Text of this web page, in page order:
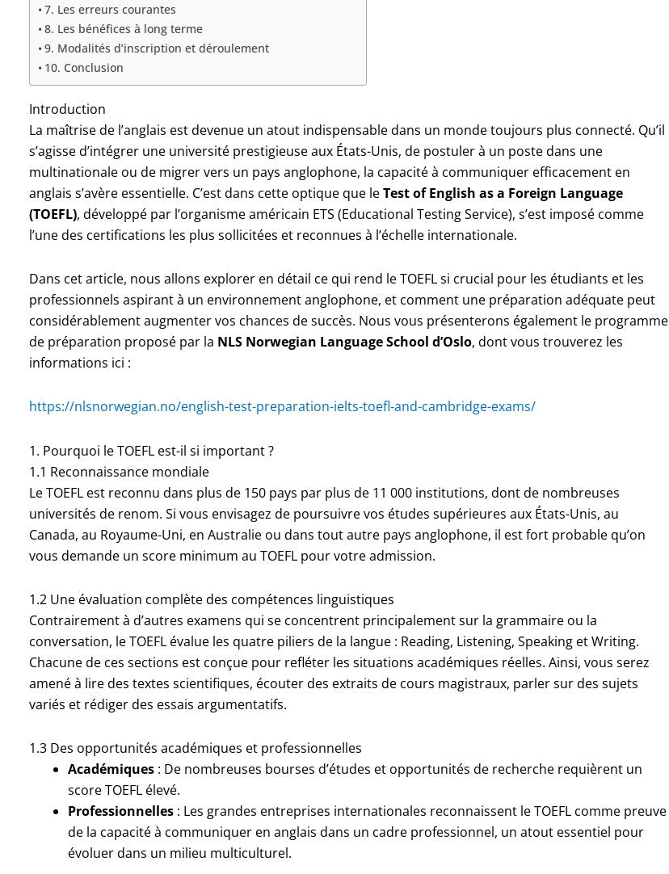
7. Les erreurs courantes
8. Les bénéfices à long terme
9. Modalités d’inscription et déroulement
10. Conclusion
Introduction
La maîtrise de l’anglais est devenue un atout indispensable dans un monde toujours plus connecté. Qu’il
s’agisse d’intégrer une université prestigieuse aux États-Unis, de postuler à un poste dans une
multinationale ou de migrer vers un pays anglophone, la capacité à communiquer efficacement en
anglais s’avère essentielle. C’est dans cette optique que leTest of English as a Foreign Language
(TOEFL), développé par l’organisme américain ETS (Educational Testing Service), s’est imposé comme
l’une des certifications les plus sollicitées et reconnues à l’échelle internationale.
Dans cet article, nous allons explorer en détail ce qui rend le TOEFL si crucial pour les étudiants et les
professionnels aspirant à un environnement anglophone, et comment une préparation adéquate peut
considérablement augmenter vos chances de succès. Nous vous présenterons également le programme
de préparation proposé par la NLS Norwegian Language School d’Oslo, dont vous trouverez les
informations ici :
https://nlsnorwegian.no/english-test-preparation-ielts-toefl-and-cambridge-exams/
1. Pourquoi le TOEFL est-il si important ?
1.1 Reconnaissance mondiale
Le TOEFL est reconnu dans plus de 150 pays par plus de 11 000 institutions, dont de nombreuses
universités de renom. Si vous envisagez de poursuivre vos études supérieures aux États-Unis, au
Canada, au Royaume-Uni, en Australie ou dans tout autre pays anglophone, il est fort probable qu’on
vous demande un score minimum au TOEFL pour votre admission.
1.2 Une évaluation complète des compétences linguistiques
Contrairement à d’autres examens qui se concentrent principalement sur la grammaire ou la
conversation, le TOEFL évalue les quatre piliers de la langue : Reading, Listening, Speaking et Writing.
Chacune de ces sections est conçue pour refléter les situations académiques réelles. Ainsi, vous serez
amené à lire des textes scientifiques, écouter des extraits de cours magistraux, parler sur des sujets
variés et rédiger des essais argumentatifs.
1.3 Des opportunités académiques et professionnelles
Académiques: De nombreuses bourses d’études et opportunités de recherche requièrent un
score TOEFL élevé.
Professionnelles: Les grandes entreprises internationales reconnaissent le TOEFL comme preuve
de la capacité à communiquer en anglais dans un cadre professionnel, un atout essentiel pour
évoluer dans un milieu multiculturel.